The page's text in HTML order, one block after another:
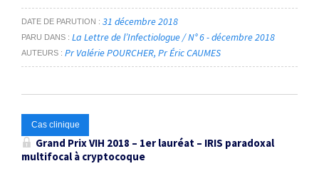
DATE DE PARUTION 31 décembre 2018
PARU DANS La Lettre de l’Infectiologue / N° 6 - décembre 2018
AUTEURS Pr Valérie POURCHER Pr Éric CAUMES
Cas clinique
Grand Prix VIH 2018 – 1er lauréat – IRIS paradoxal
multifocal à cryptocoque